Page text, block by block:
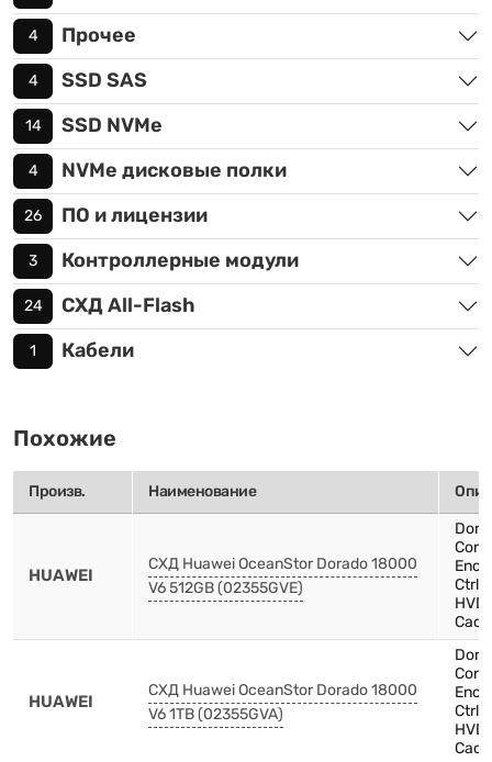
4 Прочее
4 SSD SAS
14 SSD NVMe
4 NVMe дисковые полки
26 ПО и лицензии
3 Контроллерные модули
24 СХД All-Flash
1 Кабели
Похожие
Произв. Наименование
HUAWEI
СХД Huawei OceanStor Dorado 18000
V6 512GB (02355GVE)
HUAWEI
СХД Huawei OceanStor Dorado 18000
V6 1TB (02355GVA)